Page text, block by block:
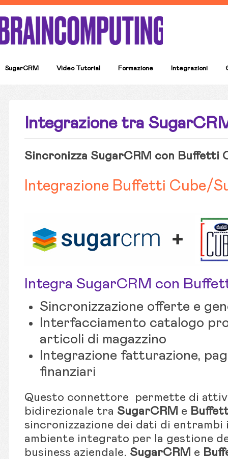
SugarCRM Video Tutorial Formazione Integrazioni
Integrazione tra
Sincronizza SugarCRM con Buffetti
Integrazione Buffetti Cube/
Integra SugarCRM con
Sincronizzazione offerte e
Interfacciamento catalogo
articoli di magazzino
Integrazione fatturazione,
finanziari
Questo connettore permette di
bidirezionale tra SugarCRM e
sincronizzazione dei dati di entrambi
ambiente integrato per la gestione
business aziendale. SugarCRM e